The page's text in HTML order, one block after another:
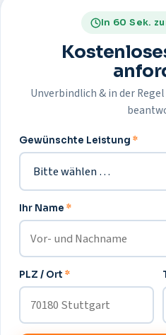
In 60 Sek.
Unverbindlich & in der
Gewünschte Leistung *
Ihr Name *
PLZ / Ort *